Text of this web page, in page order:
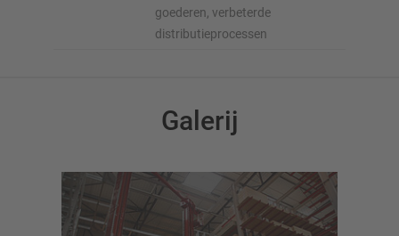
goederen, verbeterde
distributieprocessen
Galerij